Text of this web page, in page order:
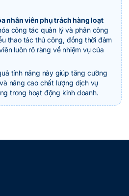
nhân viên phụ trách hàng loạt
công tác quản lý và phân công
thao tác thủ công, đồng thời đảm
luôn rõ ràng về nhiệm vụ của
tính năng này giúp tăng cường
nâng cao chất lượng dịch vụ
trong hoạt động kinh doanh.